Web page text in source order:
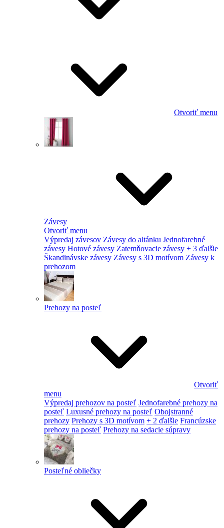
Otvoriť menu
Závesy
Otvoriť menu
Výpredaj závesov Závesy do altánku Jednofarebné
závesy Hotové závesy Zatemňovacie závesy + 3 ďalšie
Škandinávske závesy Závesy s 3D motívom Závesy k
prehozom
Prehozy na posteľ
Otvoriť
menu
Výpredaj prehozov na posteľ Jednofarebné prehozy na
posteľ Luxusné prehozy na posteľ Obojstranné
prehozy Prehozy s 3D motívom + 2 ďalšie Francúzske
prehozy na posteľ Prehozy na sedacie súpravy
Posteľné obliečky